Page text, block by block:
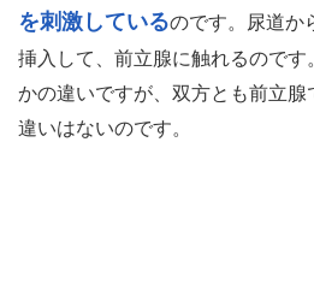
を刺激しているのです。尿道か
挿入して、前立腺に触れるのです
かの違いですが、双方とも前立腺
違いはないのです。